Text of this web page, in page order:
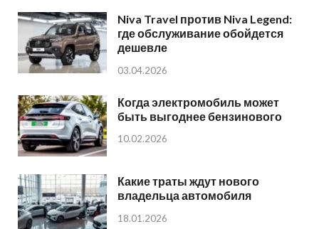
Niva Travel против Niva Legend:
где обслуживание обойдется
дешевле
03.04.2026
Когда электромобиль может
быть выгоднее бензинового
10.02.2026
Какие траты ждут нового
владельца автомобиля
18.01.2026